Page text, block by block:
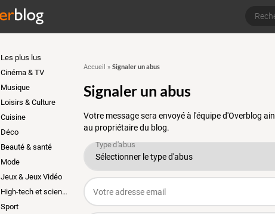
Les plus lus
Cinéma & TV
Musique
Loisirs & Culture
Cuisine
Déco
Beauté & santé
Mode
Jeux & Jeux Vidéo
High-tech et sciences
Sport
Accueil » Signaler un abus
Signaler un abus
Votre message sera envoyé à l'équipe d'Overblog
au propriétaire du blog.